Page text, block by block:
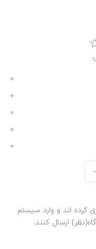
0
0
0
0
0
کرده اند و وارد سیستم
ارسال کنند.